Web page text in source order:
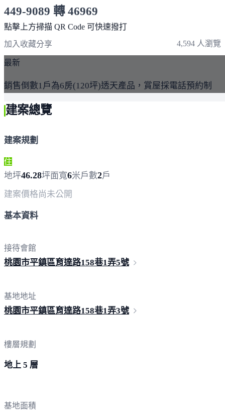
449-9089 轉 46969
點擊上方掃描 QR Code 可快速撥打
加入收藏分享 4,594 人瀏覽
最新
銷售倒數1戶為6房(120坪)透天產品，賞屋採電話預約制
建案總覽
建案規劃
住
地坪46.28坪面寬6米戶數2戶
建案價格尚未公開
基本資料
接待會館
桃園市平鎮區育達路158巷1弄5號
基地地址
桃園市平鎮區育達路158巷1弄3號
樓層規劃
地上 5 層
基地面積